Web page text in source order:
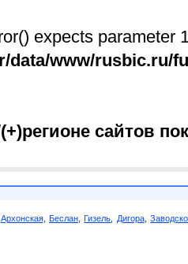
expects parameter
data/www/rusbic.ru/
сайтов
Архонская, Беслан,Гизель Дигора,